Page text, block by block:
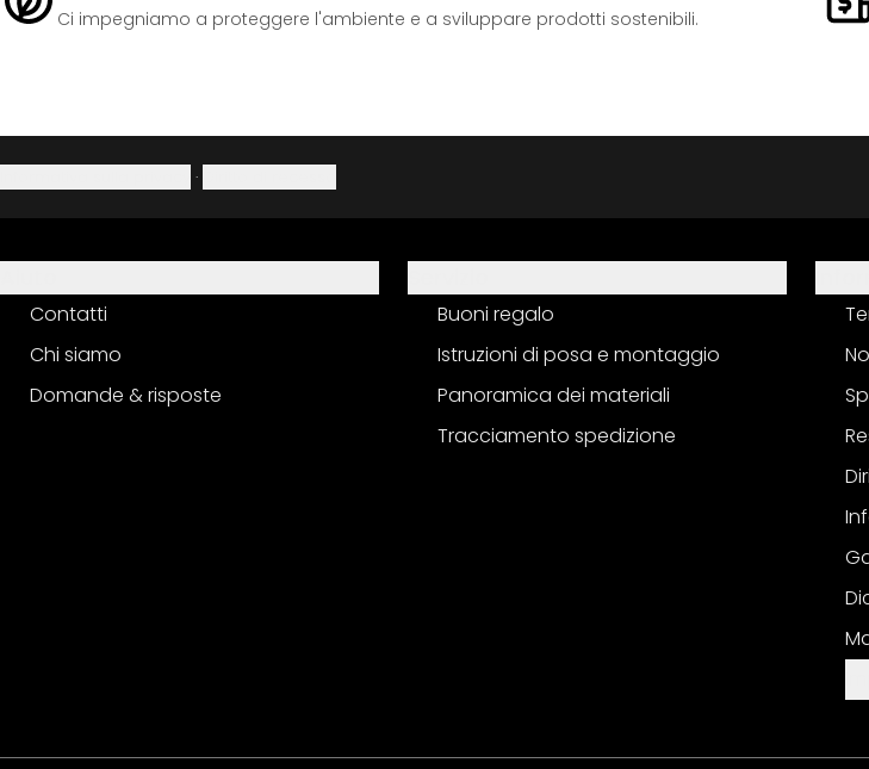
Ci impegniamo a proteggere l'ambiente e a sviluppare prodotti sostenibili.
·
Contatti
Chi siamo
Domande & risposte
Buoni regalo
Istruzioni di posa e montaggio
Panoramica dei materiali
Tracciamento spedizione